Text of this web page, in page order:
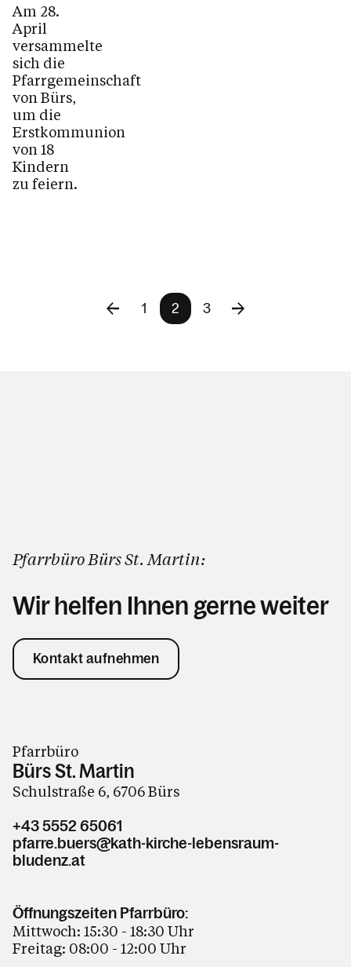
Am 28.
April
versammelte
sich die
Pfarrgemeinschaft
von Bürs,
um die
Erstkommunion
von 18
Kindern
zu feiern.
1 2 3
Pfarrbüro Bürs St. Martin:
Wir helfen Ihnen gerne weiter
Kontakt aufnehmen
Pfarrbüro
Bürs St. Martin
Schulstraße 6, 6706 Bürs
+43 5552 65061
pfarre.buers@kath-kirche-lebensraum-
bludenz.at
Öffnungszeiten Pfarrbüro:
Mittwoch: 15:30 - 18:30 Uhr
Freitag: 08:00 - 12:00 Uhr